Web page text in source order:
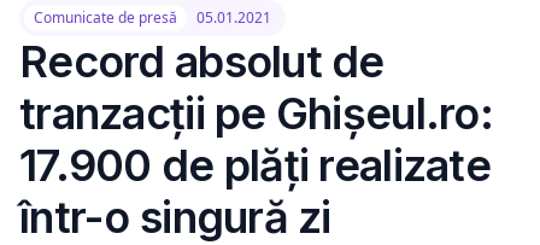
Comunicate de presă 05.01.2021
Record absolut de
tranzacții pe Ghișeul.ro:
17.900 de plăți realizate
într-o singură zi